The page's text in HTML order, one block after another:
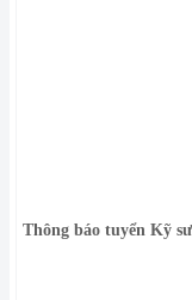
Thông báo tuyển Kỹ